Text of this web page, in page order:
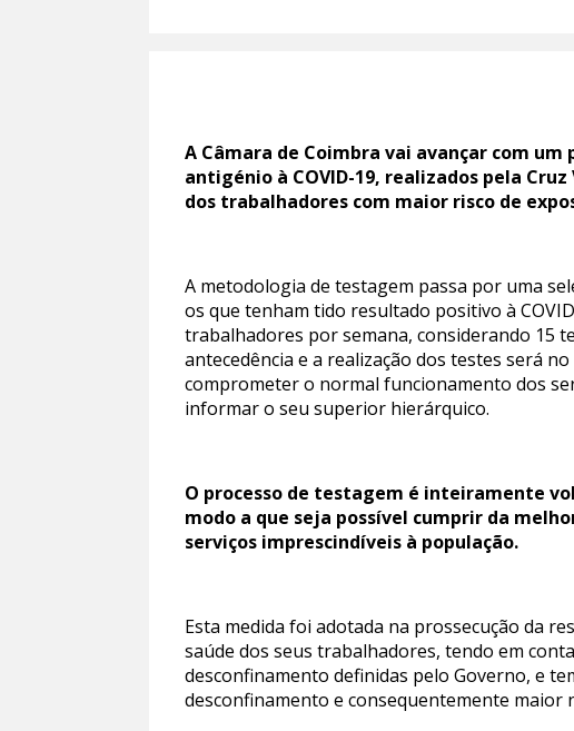
A Câmara de Coimbra vai avançar com
antigénio à COVID-19, realizados pela
dos trabalhadores com maior risco de
A metodologia de testagem passa por uma
os que tenham tido resultado positivo à
trabalhadores por semana, considerando 15
antecedência e a realização dos testes será
comprometer o normal funcionamento dos
informar o seu superior hierárquico.
O processo de testagem é inteiramente
modo a que seja possível cumprir da
serviços imprescindíveis à população.
Esta medida foi adotada na prossecução da
saúde dos seus trabalhadores, tendo em
desconfinamento definidas pelo Governo, e
desconfinamento e consequentemente